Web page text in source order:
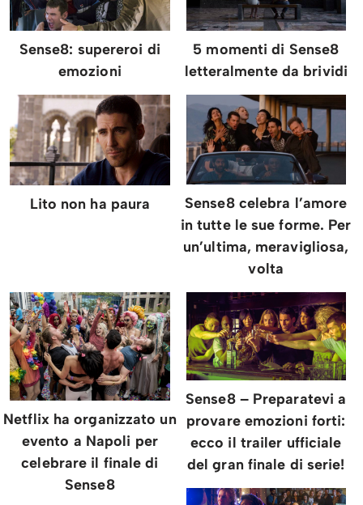
Sense8: supereroi di
emozioni
5 momenti di Sense8
letteralmente da brividi
Lito non ha paura
Sense8 celebra l’amore
in tutte le sue forme. Per
un’ultima, meravigliosa,
volta
Netflix ha organizzato un
evento a Napoli per
celebrare il finale di
Sense8
Sense8 – Preparatevi a
provare emozioni forti:
ecco il trailer ufficiale
del gran finale di serie!